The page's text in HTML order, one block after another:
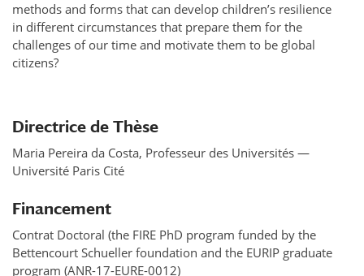
methods and forms that can develop children’s resilience
in different circumstances that prepare them for the
challenges of our time and motivate them to be global
citizens?
Directrice de Thèse
Maria Pereira da Costa, Professeur des Universités —
Université Paris Cité
Financement
Contrat Doctoral (the FIRE PhD program funded by the
Bettencourt Schueller foundation and the EURIP graduate
program (ANR-17-EURE-0012)